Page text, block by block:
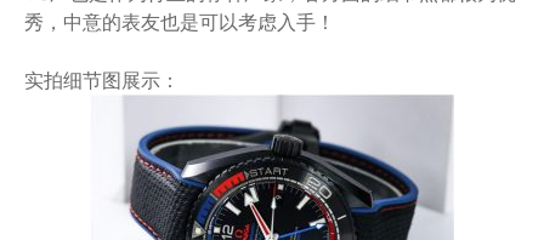
秀，中意的表友也是可以考虑入手！
实拍细节图展示：